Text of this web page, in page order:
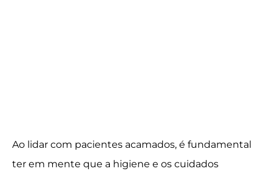
Ao lidar com pacientes acamados, é fundamental
ter em mente que a higiene e os cuidados